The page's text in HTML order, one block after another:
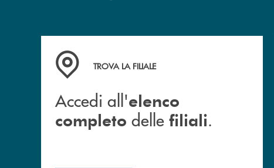
Accedi all' elenco completo delle filiali .
TROVA LA FILIALE
Accedi all'elenco
completo delle filiali.